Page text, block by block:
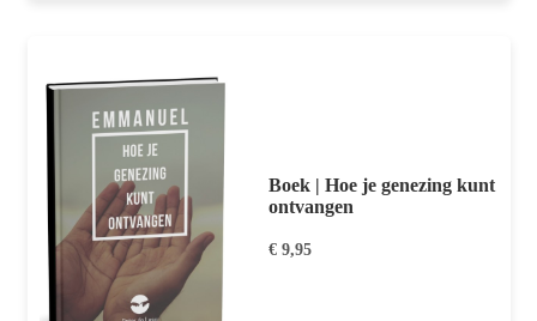
Boek | Hoe je genezing kunt
ontvangen
€ 9,95